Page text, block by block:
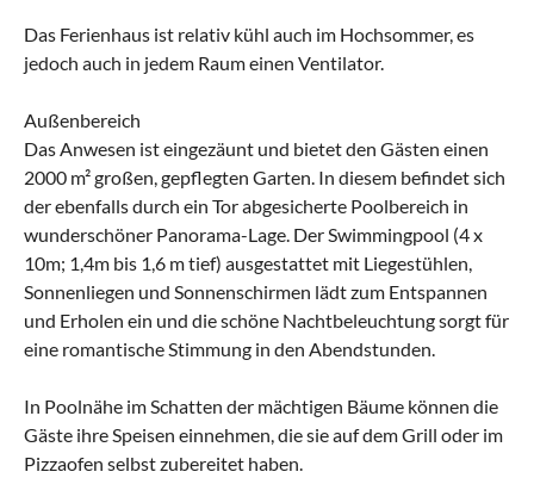
Das Ferienhaus ist relativ kühl auch im Hochsommer, es
jedoch auch in jedem Raum einen Ventilator.
Außenbereich
Das Anwesen ist eingezäunt und bietet den Gästen einen
2000 m² großen, gepflegten Garten. In diesem befindet sich
der ebenfalls durch ein Tor abgesicherte Poolbereich in
wunderschöner Panorama-Lage. Der Swimmingpool (4 x
10m; 1,4m bis 1,6 m tief) ausgestattet mit Liegestühlen,
Sonnenliegen und Sonnenschirmen lädt zum Entspannen
und Erholen ein und die schöne Nachtbeleuchtung sorgt für
eine romantische Stimmung in den Abendstunden.
In Poolnähe im Schatten der mächtigen Bäume können die
Gäste ihre Speisen einnehmen, die sie auf dem Grill oder im
Pizzaofen selbst zubereitet haben.